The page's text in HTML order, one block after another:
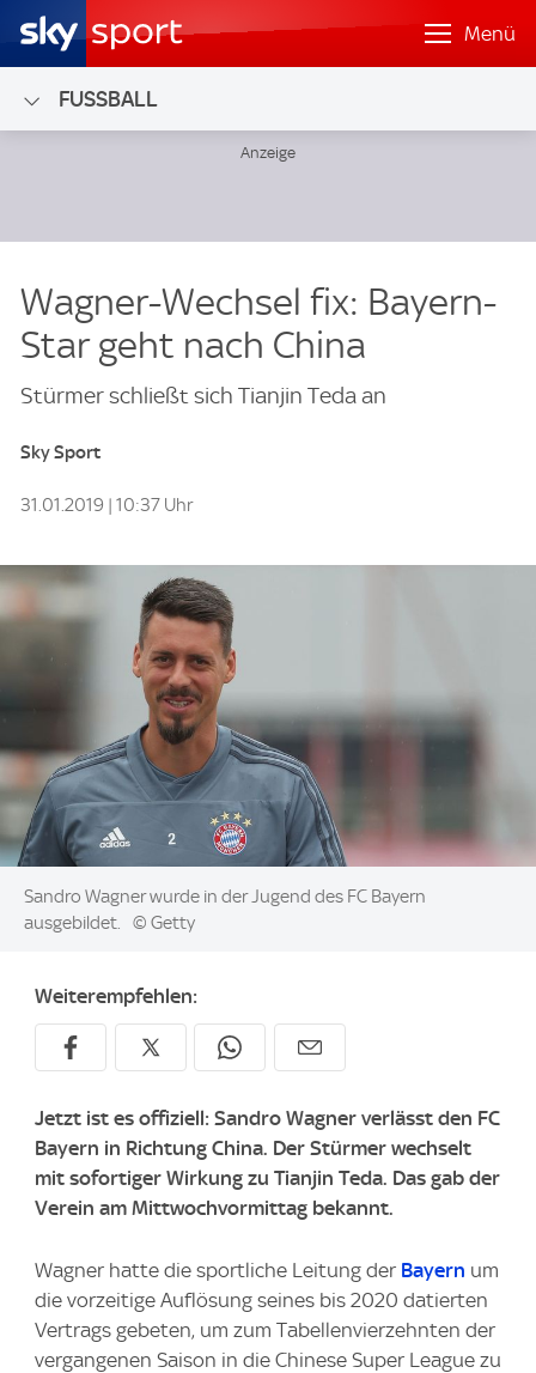
Menü
FUSSBALL
Wagner-Wechsel fix: Bayern-
Star geht nach China
Stürmer schließt sich Tianjin Teda an
Sky Sport
31.01.2019 | 10:37 Uhr
Image:
Sandro Wagner wurde in der Jugend des FC Bayern
ausgebildet.
© Getty
Weiterempfehlen:
Jetzt ist es offiziell: Sandro Wagner verlässt den FC
Bayern in Richtung China. Der Stürmer wechselt
mit sofortiger Wirkung zu Tianjin Teda. Das gab der
Verein am Mittwochvormittag bekannt.
Wagner hatte die sportliche Leitung der Bayern um
die vorzeitige Auflösung seines bis 2020 datierten
Vertrags gebeten, um zum Tabellenvierzehnten der
vergangenen Saison in die Chinese Super League zu